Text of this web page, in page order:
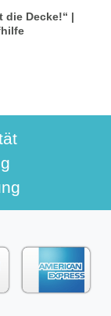
die Decke!“ |